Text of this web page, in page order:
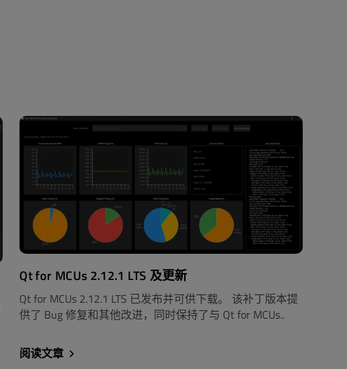
Qt for MCUs 2.12.1 LTS 及更新
Qt for MCUs 2.12.1 LTS 已发布并可供下载。 该补丁版本提
供了 Bug 修复和其他改进，同时保持了与 Qt for MCUs..
阅读文章